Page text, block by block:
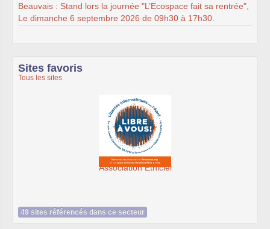
Beauvais : Stand lors la journée "L’Ecospace fait sa rentrée",
Le dimanche 6 septembre 2026 de 09h30 à 17h30.
Sites favoris
Tous les sites
49 sites référencés dans ce secteur